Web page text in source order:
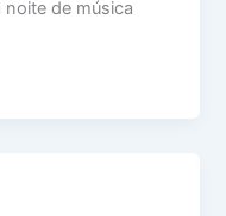
de música